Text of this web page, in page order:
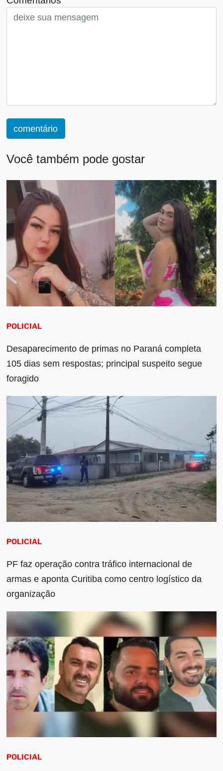
comentário
Você também pode gostar
POLICIAL
Desaparecimento de primas no Paraná completa
105 dias sem respostas; principal suspeito segue
foragido
POLICIAL
PF faz operação contra tráfico internacional de
armas e aponta Curitiba como centro logístico da
organização
POLICIAL